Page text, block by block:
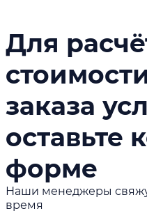
Для
заказа
оставьте
форме
Наши менеджеры
время